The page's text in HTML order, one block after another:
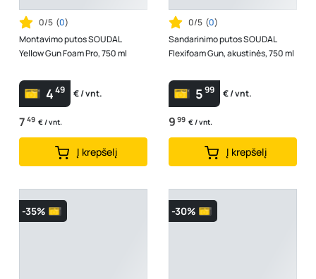
0/5 (0)
Montavimo putos SOUDAL
Yellow Gun Foam Pro, 750 ml
449 € / vnt.
7 49 € / vnt.
Į krepšelį
0/5 (0)
Sandarinimo putos SOUDAL
Flexifoam Gun, akustinės, 750 ml
599 € / vnt.
9 99 € / vnt.
Į krepšelį
-35% -30%